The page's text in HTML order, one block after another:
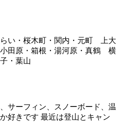
い・桜木町・関内・元町 上大
田原・箱根・湯河原・真鶴 横
・葉山
サーフィン、スノーボード、温
好きです 最近は登山とキャン